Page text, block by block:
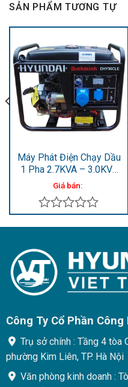
SẢN PHẨM TƯƠNG TỰ
Máy Phát Điện Chạy Dầu
1 Pha 2.7KVA – 3.0KVA
DHY36CLE
0
5
sao
Giá bán:
Công Ty Cổ Phần
Trụ sở chính : Tầng 4 tòa
phường Kim Liên, TP. Hà Nội
Văn phòng kinh doanh :